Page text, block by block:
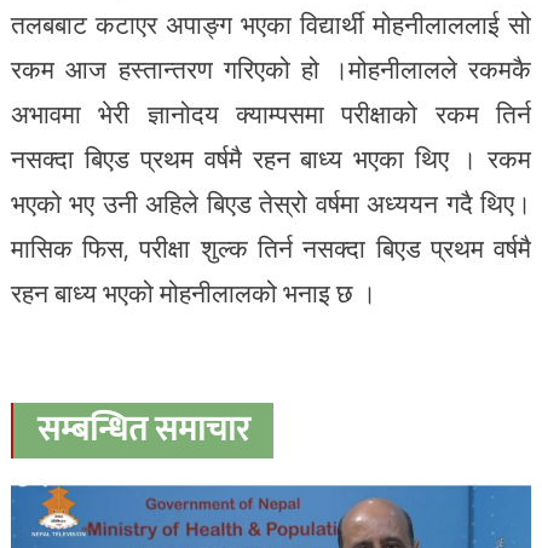
तलबबाट कटाएर अपाङ्ग भएका विद्यार्थी मोहनीलाललाई सो
रकम आज हस्तान्तरण गरिएको हो ।मोहनीलालले रकमकै
अभावमा भेरी ज्ञानोदय क्याम्पसमा परीक्षाको रकम तिर्न
नसक्दा बिएड प्रथम वर्षमै रहन बाध्य भएका थिए । रकम
भएको भए उनी अहिले बिएड तेस्रो वर्षमा अध्ययन गदै थिए।
मासिक फिस, परीक्षा शुल्क तिर्न नसक्दा बिएड प्रथम वर्षमै
रहन बाध्य भएको मोहनीलालको भनाइ छ ।
सम्बन्धित समाचार